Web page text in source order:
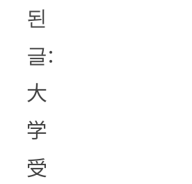
된
글:
大
学
受